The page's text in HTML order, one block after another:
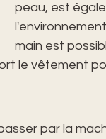
peau, est
main est
le vêtement
par la